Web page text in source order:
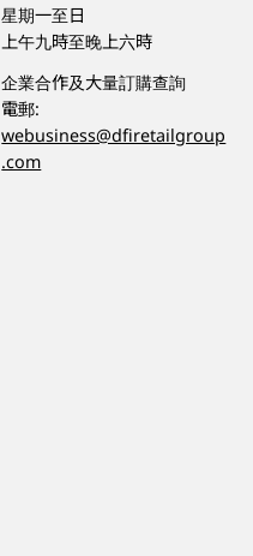
星期一至日
上午九時至晚上六時
企業合作及大量訂購查詢
電郵:
webusiness@dfiretailgroup
.com